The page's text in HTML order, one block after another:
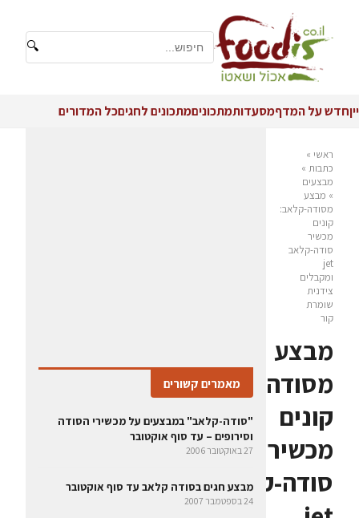
🔍
ייןחדש על המדףמסעדותמתכוניםמתכונים לחגיםכל המדורים
ראשי »
כתבות »
מבצעים
» מבצע
מסודה-קלאב:
קונים
מכשיר
סודה-קלאב
jet
ומקבלים
צידנית
שומרת
קור
מבצע
מסודה-קלאב:
קונים
מכשיר
סודה-קלאב
מאמרים קשורים
"סודה-קלאב" במבצעים על מכשירי הסודה
וסירופים – עד סוף אוקטובר
27 באוקטובר 2006
מבצע חגים בסודה קלאב עד סוף אוקטובר
24 בספטמבר 2007